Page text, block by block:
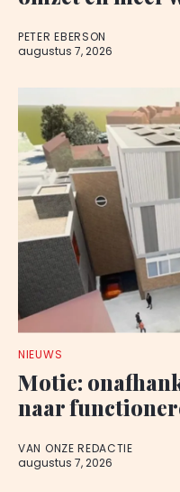
PETER EBERSON
augustus 7, 2026
NIEUWS
Motie:
naar
VAN ONZE REDACTIE
augustus 7, 2026